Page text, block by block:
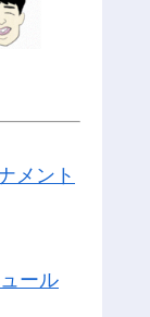
メント
ール